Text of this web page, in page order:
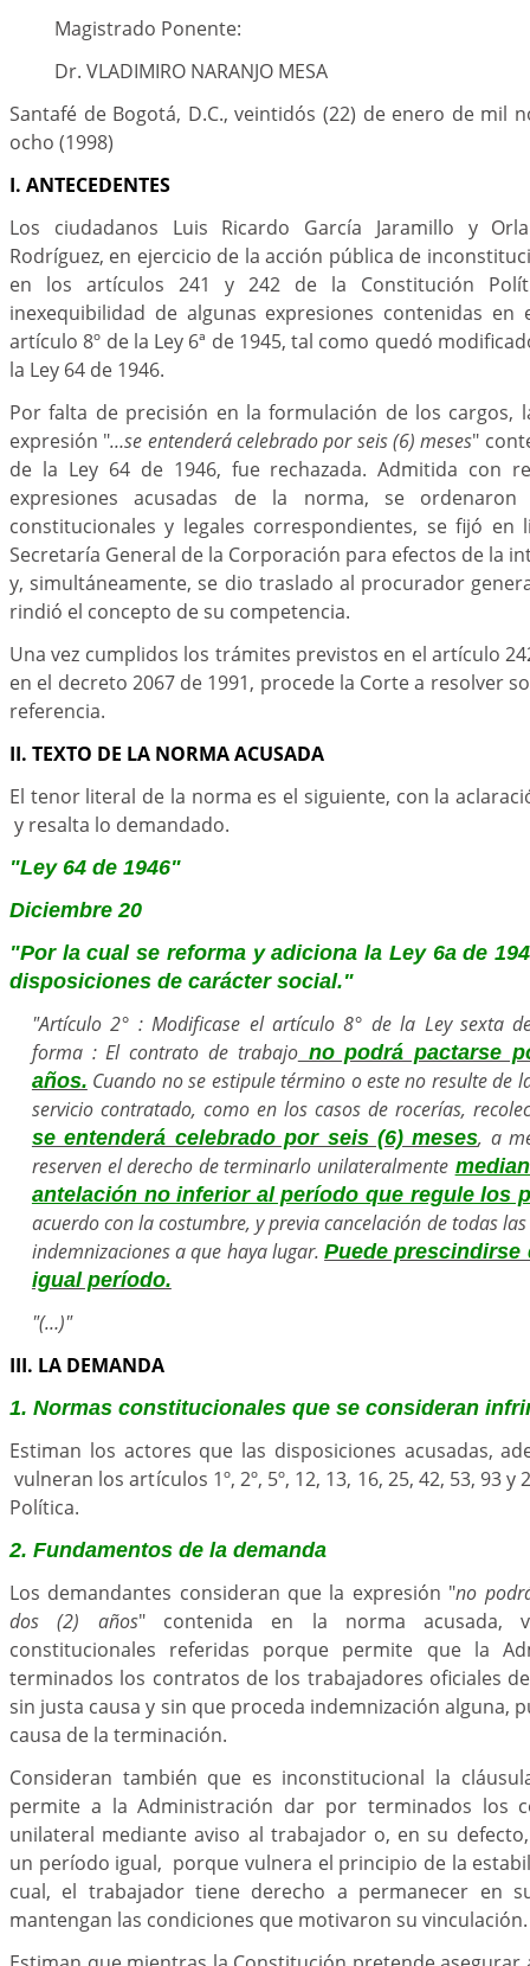
Magistrado Ponente:
Dr. VLADIMIRO NARANJO MESA
Santafé de Bogotá, D.C., veintidós (22) de enero de mil
ocho (1998)
I. ANTECEDENTES
Los ciudadanos Luis Ricardo García Jaramillo y
Rodríguez, en ejercicio de la acción pública de
en los artículos 241 y 242 de la Constitución
inexequibilidad de algunas expresiones contenidas
artículo 8º de la Ley 6ª de 1945, tal como quedó
la Ley 64 de 1946.
Por falta de precisión en la formulación de los cargos,
expresión "…se entenderá celebrado por seis (6) meses"
de la Ley 64 de 1946, fue rechazada. Admitida con
expresiones acusadas de la norma, se ordenaron
constitucionales y legales correspondientes, se fijó en
Secretaría General de la Corporación para efectos de la
y, simultáneamente, se dio traslado al procurador
rindió el concepto de su competencia.
Una vez cumplidos los trámites previstos en el artículo
en el decreto 2067 de 1991, procede la Corte a resolver
referencia.
II. TEXTO DE LA NORMA ACUSADA
El tenor literal de la norma es el siguiente, con la
y resalta lo demandado.
"Ley 64 de 1946"
Diciembre 20
"Por la cual se reforma y adiciona la Ley 6a de
disposiciones de carácter social."
"Artículo 2° : Modificase el artículo 8° de la Ley sexta
forma : El contrato de trabajono podrá pactarse
años. Cuando no se estipule término o este no resulte de
servicio contratado, como en los casos de rocerías,
se entenderá celebrado por seis (6) meses, a
reserven el derecho de terminarlo unilateralmente
antelación no inferior al período que regule los
acuerdo con la costumbre, y previa cancelación de todas
indemnizaciones a que haya lugar.Puede prescindirse
igual período.
"(…)"
III. LA DEMANDA
1. Normas constitucionales que se consideran
Estiman los actores que las disposiciones acusadas,
vulneran los artículos 1º, 2º, 5º, 12, 13, 16, 25, 42, 53, 93
Política.
2. Fundamentos de la demanda
Los demandantes consideran que la expresión "no
dos (2) años" contenida en la norma acusada,
constitucionales referidas porque permite que la
terminados los contratos de los trabajadores oficiales
sin justa causa y sin que proceda indemnización alguna,
causa de la terminación.
Consideran también que es inconstitucional la
permite a la Administración dar por terminados los
unilateral mediante aviso al trabajador o, en su
un período igual, porque vulnera el principio de la
cual, el trabajador tiene derecho a permanecer en
mantengan las condiciones que motivaron su vinculación.